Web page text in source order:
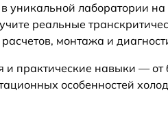
уникальной лаборатории
реальные
монтажа и
и практические навыки —
особенностей